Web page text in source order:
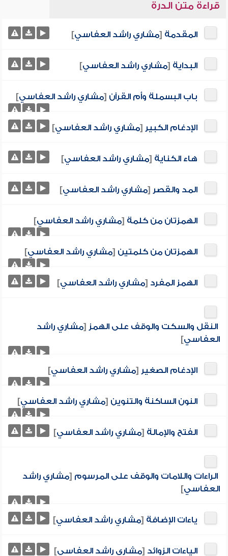
قراءة متن الدرة
المقدمة [مشاري راشد العفاسي]
البداية [مشاري راشد العفاسي]
باب البسملة وأم القرآن [مشاري راشد العفاسي]
الإدغام الكبير [مشاري راشد العفاسي]
هاء الكناية [مشاري راشد العفاسي]
المد والقصر [مشاري راشد العفاسي]
الهمزتان من كلمة [مشاري راشد العفاسي]
الهمزتان من كلمتين [مشاري راشد العفاسي]
الهمز المفرد [مشاري راشد العفاسي]
النقل والسكت والوقف على الهمز [مشاري راشد
العفاسي]
الإدغام الصغير [مشاري راشد العفاسي]
النون الساكنة والتنوين [مشاري راشد العفاسي]
الفتح والإمالة [مشاري راشد العفاسي]
الراءات واللامات والوقف على المرسوم [مشاري راشد
العفاسي]
ياءات الإضافة [مشاري راشد العفاسي]
الياءات الزوائد [مشاري راشد العفاسي]